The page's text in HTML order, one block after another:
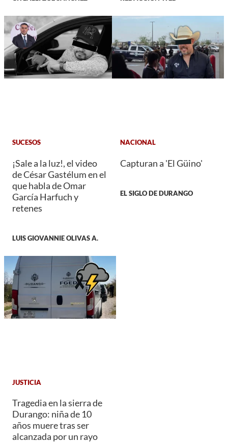
SUCESOS
¡Sale a la luz!, el video
de César Gastélum en el
que habla de Omar
García Harfuch y
retenes
LUIS GIOVANNIE OLIVAS A.
NACIONAL
Capturan a 'El Güino'
EL SIGLO DE DURANGO
JUSTICIA
Tragedia en la sierra de
Durango: niña de 10
años muere tras ser
alcanzada por un rayo